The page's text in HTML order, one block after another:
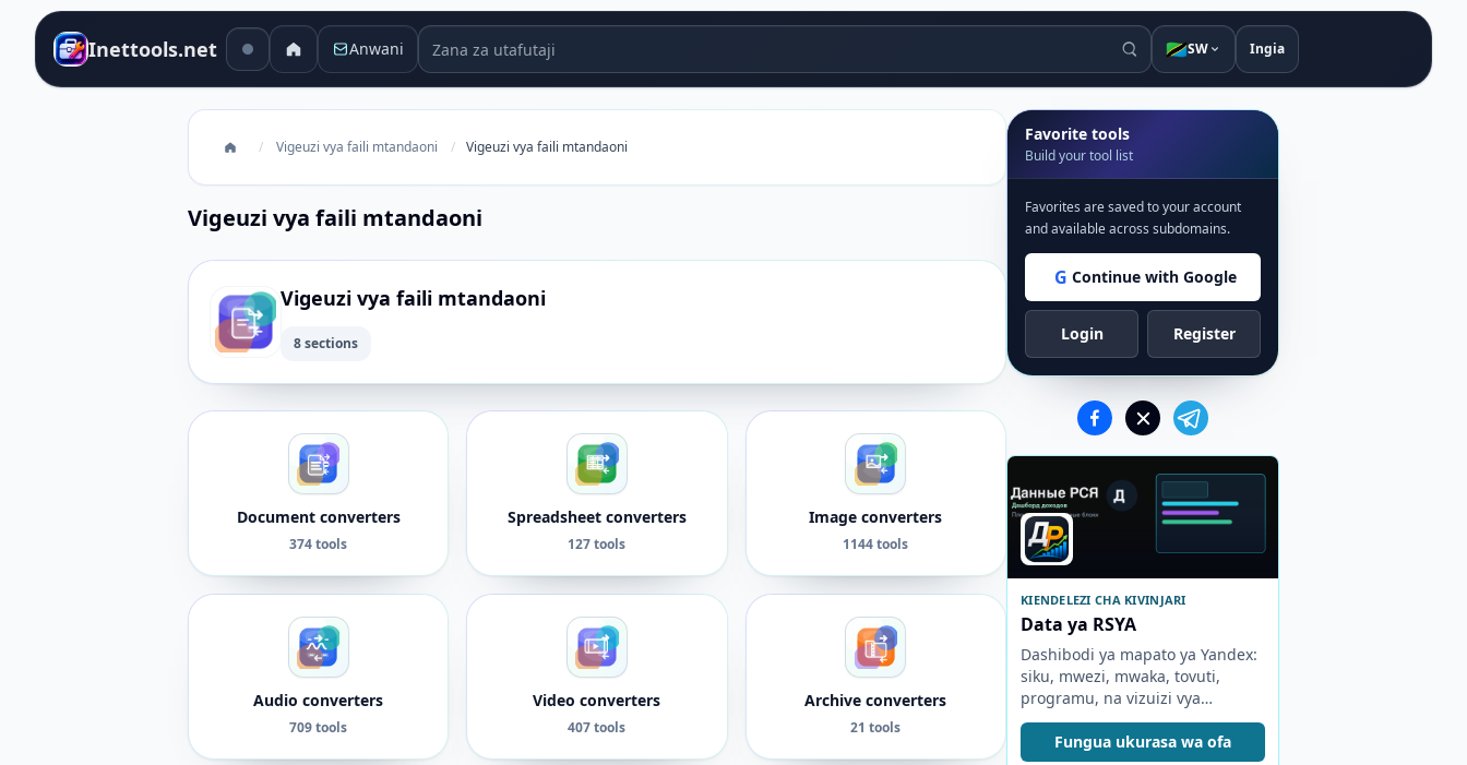
Inettools.net Anwani Zana za utafutaji 🇹🇿SW Ingia
/ Vigeuzi vya faili mtandaoni / Vigeuzi vya faili mtandaoni
Vigeuzi vya faili mtandaoni
Vigeuzi vya faili mtandaoni
8 sections
Document converters
374 tools
Spreadsheet converters
127 tools
Image converters
1144 tools
Audio converters
709 tools
Video converters
407 tools
Archive converters
21 tools
Favorite tools
Build your tool list
Favorites are saved to your account
and available across subdomains.
G Continue with Google
Login Register
KIENDELEZI CHA KIVINJARI
Data ya RSYA
Dashibodi ya mapato ya Yandex:
siku, mwezi, mwaka, tovuti,
programu, na vizuizi vya
matangazo.
Fungua ukurasa wa ofa